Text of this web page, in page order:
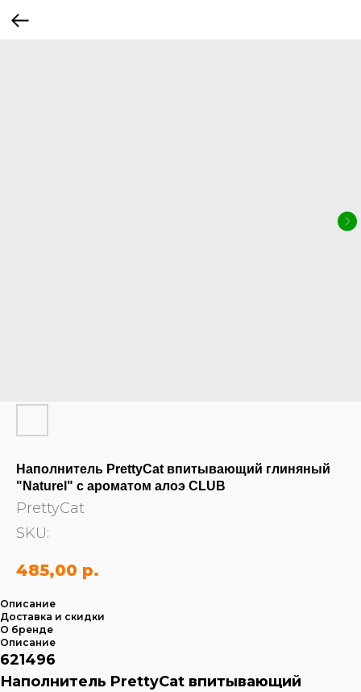
Наполнитель PrettyCat впитывающий глиняный
"Naturel" с ароматом алоэ CLUB
PrettyCat
SKU:
485,00 р.
Описание
Доставка и скидки
О бренде
Описание
621496
Наполнитель PrettyCat впитывающий